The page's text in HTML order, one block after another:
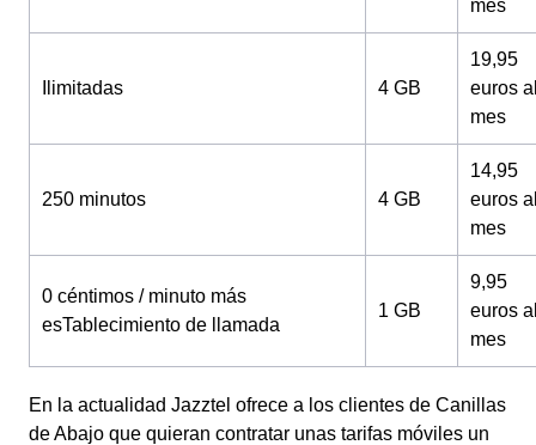
mes
Ilimitadas 4 GB
19,95
euros
mes
250 minutos 4 GB
14,95
euros
mes
0 céntimos / minuto más
esTablecimiento de llamada
1 GB
9,95
euros
mes
En la actualidad Jazztel ofrece a los clientes de Canillas
de Abajo que quieran contratar unas tarifas móviles un